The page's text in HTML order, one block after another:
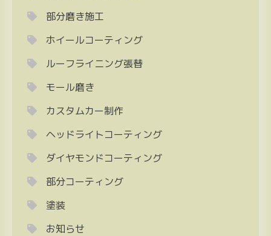
部分磨き施工
ホイールコーティング
ルーフライニング張替
モール磨き
カスタムカー制作
ヘッドライトコーティング
ダイヤモンドコーティング
部分コーティング
塗装
お知らせ